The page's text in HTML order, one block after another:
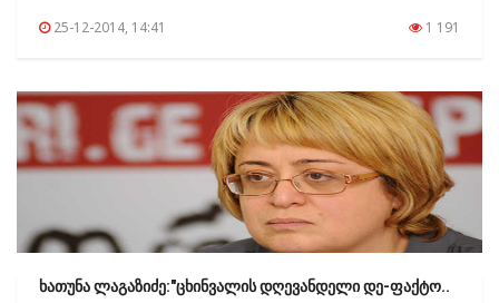
25-12-2014, 14:41 1 191
ხათუნა ლაგაზიძე:"ცხინვალის დღევანდელი დე-ფაქტო..